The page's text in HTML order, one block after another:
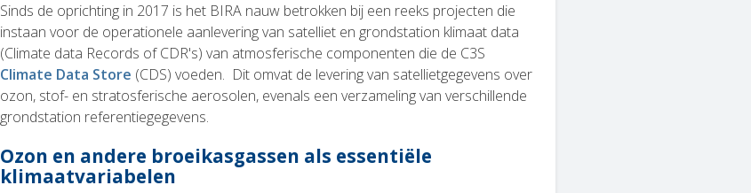
Sinds de oprichting in 2017 is het BIRA nauw betrokken bij een reeks projecten die
instaan voor de operationele aanlevering van satelliet en grondstation klimaat data
(Climate data Records of CDR's) van atmosferische componenten die de C3S
Climate Data Store (CDS) voeden. Dit omvat de levering van satellietgegevens over
ozon, stof- en stratosferische aerosolen, evenals een verzameling van verschillende
grondstation referentiegegevens.
Ozon en andere broeikasgassen als essentiële
klimaatvariabelen